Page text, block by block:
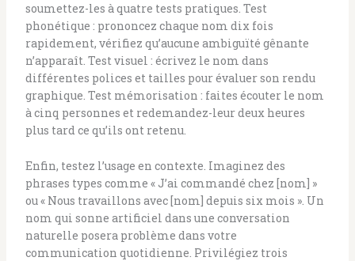
soumettez-les à quatre tests pratiques. Test
phonétique : prononcez chaque nom dix fois
rapidement, vérifiez qu’aucune ambiguïté gênante
n’apparaît. Test visuel : écrivez le nom dans
différentes polices et tailles pour évaluer son rendu
graphique. Test mémorisation : faites écouter le nom
à cinq personnes et redemandez-leur deux heures
plus tard ce qu’ils ont retenu.
Enfin, testez l’usage en contexte. Imaginez des
phrases types comme « J’ai commandé chez [nom] »
ou « Nous travaillons avec [nom] depuis six mois ». Un
nom qui sonne artificiel dans une conversation
naturelle posera problème dans votre
communication quotidienne. Privilégiez trois